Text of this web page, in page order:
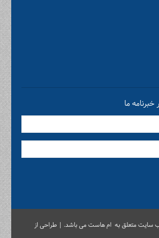
ما
سایت متعلق به ام هاست می باشد. | طراحی از